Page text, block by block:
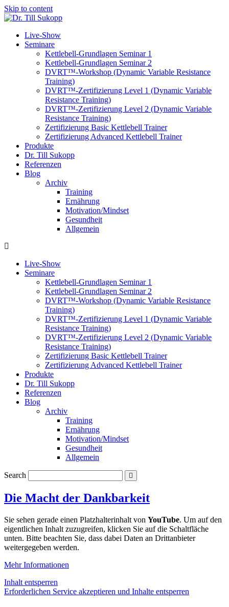
Skip to content
Live-Show
Seminare
Kettlebell-Grundlagen Seminar 1
Kettlebell-Grundlagen Seminar 2
DVRT™-Workshop (Dynamic Variable Resistance
Training)
DVRT™-Zertifizierung Level 1 (Dynamic Variable
Resistance Training)
DVRT™-Zertifizierung Level 2 (Dynamic Variable
Resistance Training)
Zertifizierung Basic Kettlebell Trainer
Zertifizierung Advanced Kettlebell Trainer
Produkte
Dr. Till Sukopp
Referenzen
Blog
Archiv
Training
Ernährung
Motivation/Mindset
Gesundheit
Allgemein
Live-Show
Seminare
Kettlebell-Grundlagen Seminar 1
Kettlebell-Grundlagen Seminar 2
DVRT™-Workshop (Dynamic Variable Resistance
Training)
DVRT™-Zertifizierung Level 1 (Dynamic Variable
Resistance Training)
DVRT™-Zertifizierung Level 2 (Dynamic Variable
Resistance Training)
Zertifizierung Basic Kettlebell Trainer
Zertifizierung Advanced Kettlebell Trainer
Produkte
Dr. Till Sukopp
Referenzen
Blog
Archiv
Training
Ernährung
Motivation/Mindset
Gesundheit
Allgemein
Search
Die Macht der Dankbarkeit
Sie sehen gerade einen Platzhalterinhalt von YouTube. Um auf den
eigentlichen Inhalt zuzugreifen, klicken Sie auf die Schaltfläche
unten. Bitte beachten Sie, dass dabei Daten an Drittanbieter
weitergegeben werden.
Mehr Informationen
Inhalt entsperren
Erforderlichen Service akzeptieren und Inhalte entsperren